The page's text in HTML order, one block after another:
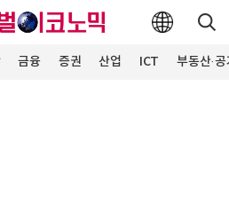
금융 증권 산업 ICT 부동산·